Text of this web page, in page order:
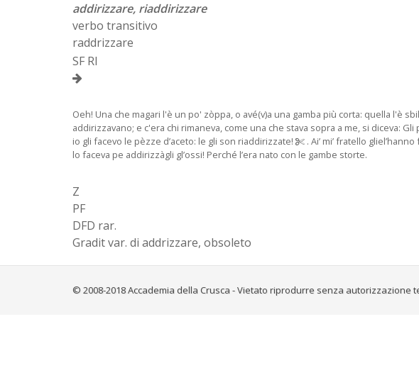
addirizzare, riaddirizzare
verbo transitivo
raddrizzare
SF RI
Oeh! Una che magari l'è un po' zòppa, o avé(v)a una gamba più corta: quella l'è
addirizzavano; e c'era chi rimaneva, come una che stava sopra a me, si diceva:
io gli facevo le pèzze d’aceto: le gli son riaddirizzate!
. Ai’ mi’ fratello
lo faceva pe addirizzàgli gl’ossi! Perché l’era nato con le gambe storte.
Z
PF
DFD rar.
Gradit var. di addrizzare, obsoleto
© 2008-2018 Accademia della Crusca - Vietato riprodurre senza autorizzazione